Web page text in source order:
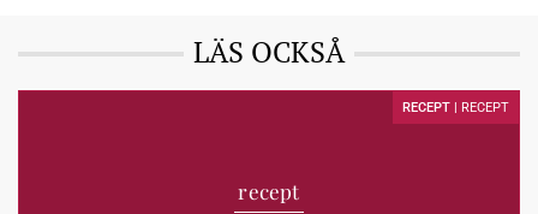
LÄS OCKSÅ
RECEPT | RECEPT
recept